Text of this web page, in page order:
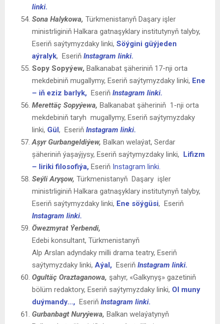
linki.
Sona Halykowa, Türkmenistanyň Daşary işler
ministrliginiň Halkara gatnaşyklary institutynyň talyby,
Eseriň saýtymyzdaky linki, Söýgini güýjeden
aýralyk, Eseriň Instagram linki.
Sopy Sopyýew, Balkanabat şäheriniň 17-nji orta
mekdebiniň mugallymy, Eseriň saýtymyzdaky linki, Ene
– iň eziz barlyk, Eseriň Instagram linki.
Merettäç Sopyýewa, Balkanabat şäheriniň 1-nji orta
mekdebiniň taryh mugallymy, Eseriň saýtymyzdaky
linki, Gül, Eseriň Instagram linki.
Așyr Gurbangeldiýew, Balkan welaýat, Serdar
șäheriniň ýașaýjysy, Eseriň saýtymyzdaky linki, Lifizm
– liriki filosofiýa, Eseriň Instagram linki.
Seýli Aryşow, Türkmenistanyň Daşary işler
ministrliginiň Halkara gatnaşyklary institutynyň talyby,
Eseriň saýtymyzdaky linki, Ene söýgüsi, Eseriň
Instagram linki.
Öwezmyrat Ýerbendi,
Edebi konsultant, Türkmenistanyň
Alp Arslan adyndaky milli drama teatry, Eseriň
saýtymyzdaky linki, Aýal, Eseriň Instagram linki.
Ogultäç Oraztaganowa, şahyr, «Galkynyş» gazetiniň
bölüm redaktory, Eseriň saýtymyzdaky linki, Ol muny
duýmandy…, Eseriň Instagram linki.
Gurbanbagt Nuryýewa, Balkan welaýatynyň